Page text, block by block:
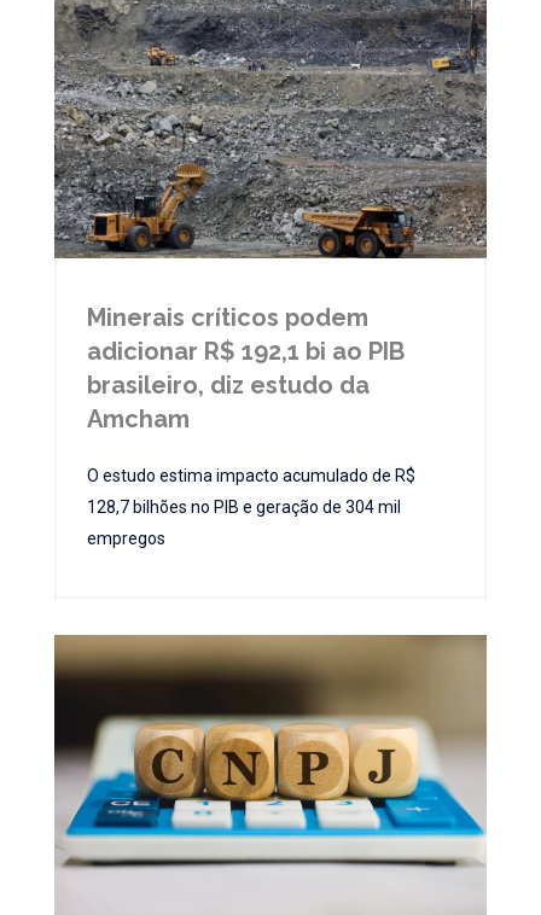
Minerais críticos podem
adicionar R$ 192,1 bi ao PIB
brasileiro, diz estudo da
Amcham
O estudo estima impacto acumulado de R$
128,7 bilhões no PIB e geração de 304 mil
empregos